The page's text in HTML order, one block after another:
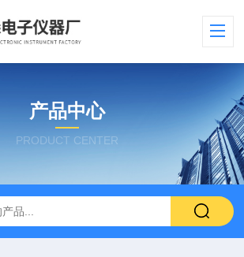
产品中心
PRODUCT CENTER